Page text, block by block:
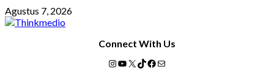
Skip
to
Agustus 7, 2026
Connect With Us
Instagram
YouTube
X TikTok
Facebook
Mail